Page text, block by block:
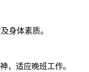
身体素质。
，适应晚班工作。